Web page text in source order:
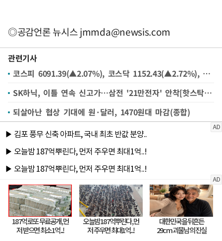
◎공감언론 뉴시스jmmda@newsis.com
관련기사
코스피 6091.39(▲2.07%), 코스닥 1152.43(▲2.72%), 원·달러 환율 1474.2원(▼7.0원) 마감[시황]
SK하닉, 이틀 연속 신고가…삼전 '21만전자' 안착[핫스탁](종합)
되살아난 협상 기대에 원·달러, 1470원대 마감(종합)